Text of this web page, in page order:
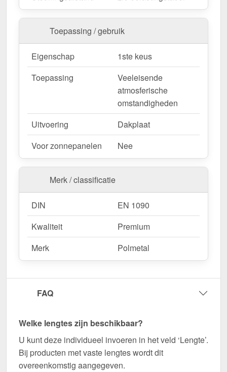
Wegens maatwerk / customisatie van herroepingsrecht uitgezonderd
Toepassing / gebruik
Eigenschap
1ste keus
Toepassing
Veeleisende
atmosferische
omstandigheden
Uitvoering
Dakplaat
Voor zonnepanelen
Nee
Merk / classificatie
DIN
EN 1090
Kwaliteit
Premium
Merk
Polmetal
FAQ
Welke lengtes zijn beschikbaar?
U kunt deze individueel invoeren in het veld ‘Lengte’.
Bij producten met vaste lengtes wordt dit
overeenkomstig aangegeven.